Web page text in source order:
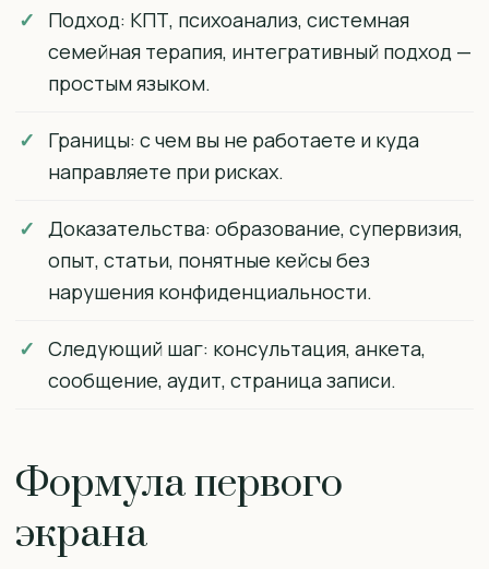
Подход: КПТ, психоанализ, системная
семейная терапия, интегративный подход —
простым языком.
Границы: с чем вы не работаете и куда
направляете при рисках.
Доказательства: образование, супервизия,
опыт, статьи, понятные кейсы без
нарушения конфиденциальности.
Следующий шаг: консультация, анкета,
сообщение, аудит, страница записи.
Формула первого
экрана